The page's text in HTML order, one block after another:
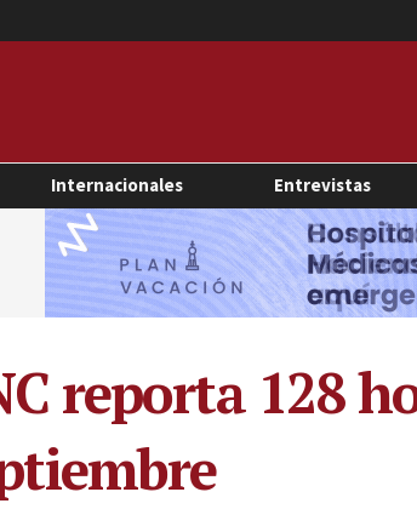
Internacionales Entrevistas
reporta 128